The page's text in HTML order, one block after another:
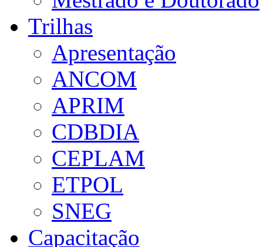
Trilhas
Apresentação
ANCOM
APRIM
CDBDIA
CEPLAM
ETPOL
SNEG
Capacitação